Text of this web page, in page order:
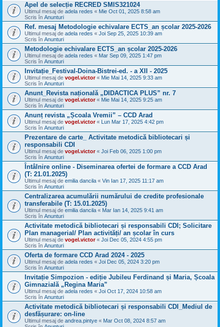
Apel de selecție RECRED SMIS321024
Ultimul mesaj de adela redes « Mie Oct 01, 2025 8:58 am
Scris în Anunturi
Ref. mesaj Metodologie echivalare ECTS_an școlar 2025-2026
Ultimul mesaj de adela redes « Joi Sep 25, 2025 10:39 am
Scris în Anunturi
Metodologie echivalare ECTS_an școlar 2025-2026
Ultimul mesaj de adela redes « Mar Sep 09, 2025 1:47 pm
Scris în Anunturi
Invitație_Festival-Doina-Bistrei-ed. - a XII - 2025
Ultimul mesaj de vogel.victor« Mie Mai 14, 2025 9:33 am
Scris în Anunturi
Anunt_Revista națională „DIDACTICA PLUS” nr. 7
Ultimul mesaj de vogel.victor« Mie Mai 14, 2025 9:25 am
Scris în Anunturi
Anunț revista „Școala Vremii” – CCD Arad
Ultimul mesaj de vogel.victor« Lun Mar 17, 2025 4:42 pm
Scris în Anunturi
Prezentare de carte_ Activitate metodică bibliotecari și
responsabili CDI
Ultimul mesaj de vogel.victor« Joi Feb 06, 2025 1:00 pm
Scris în Anunturi
Întâlnire online - Diseminarea ofertei de formare a CCD Arad
(T: 21.01.2025)
Ultimul mesaj de emilia dancila « Vin Ian 17, 2025 11:17 am
Scris în Anunturi
Centralizarea acumulării numărului de credite profesionale
transferabile (T: 15.01.2025)
Ultimul mesaj de emilia dancila « Mar Ian 14, 2025 9:41 am
Scris în Anunturi
Activitate metodică bibliotecari și responsabili CDI; Solicitare
Plan managerial/ Plan activități/ an școlar în curs
Ultimul mesaj de vogel.victor« Joi Dec 05, 2024 4:55 pm
Scris în Anunturi
Oferta de formare CCD Arad 2024 - 2025
Ultimul mesaj de adela redes « Joi Dec 05, 2024 3:20 pm
Scris în Anunturi
Invitație Simpozion - ediție Jubileu Ferdinand și Maria, Școala
Gimnazială „Regina Maria”
Ultimul mesaj de adela redes « Joi Oct 17, 2024 10:58 am
Scris în Anunturi
Activitate metodică bibliotecari și responsabili CDI_Mediul de
desfășurare: on-line
Ultimul mesaj de andrea.pintye « Mar Oct 08, 2024 8:57 am